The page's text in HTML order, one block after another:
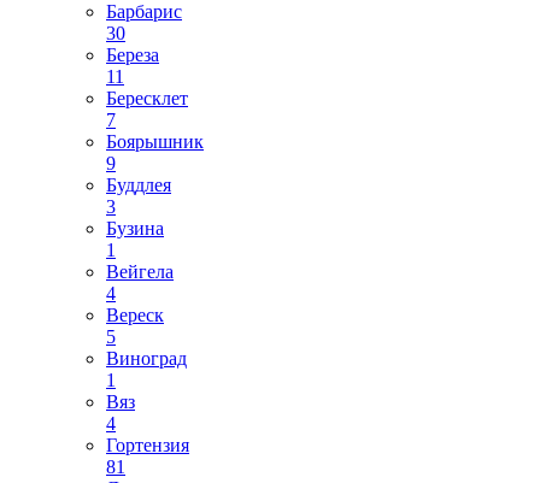
Барбарис
30
Береза
11
Бересклет
7
Боярышник
9
Буддлея
3
Бузина
1
Вейгела
4
Вереск
5
Виноград
1
Вяз
4
Гортензия
81